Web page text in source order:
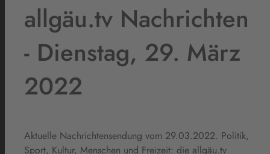
allgäu.tv Nachrichten
- Dienstag, 29. März
2022
Aktuelle Nachrichtensendung vom 29.03.2022. Politik,
Sport, Kultur, Menschen und Freizeit: die allgäu.tv